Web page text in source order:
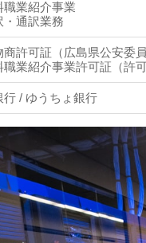
職業紹介事業
・通訳業務
商許可証（広島県公安委
職業紹介事業許可証（許
行 / ゆうちょ銀行